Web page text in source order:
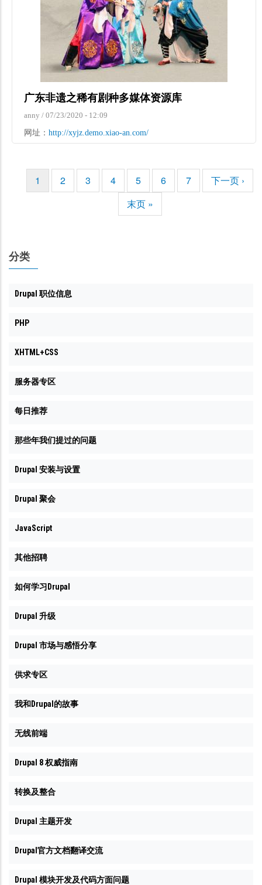
广东非遗之稀有剧种多媒体资源库
anny / 07/23/2020 - 12:09
网址： http://xyjz.demo.xiao-an.com/
当
前
1
页
面
2
页
面
3
页
面
4
页
面
5
页
面
6
页
面
7
下
一
下一页 ›
末
页
末页 »
分类
Drupal 职位信息
PHP
XHTML+CSS
服务器专区
每日推荐
那些年我们提过的问题
Drupal 安装与设置
Drupal 聚会
JavaScript
其他招聘
如何学习Drupal
Drupal 升级
Drupal 市场与感悟分享
供求专区
我和Drupal的故事
无线前端
Drupal 8 权威指南
转换及整合
Drupal 主题开发
Drupal官方文档翻译交流
Drupal 模块开发及代码方面问题